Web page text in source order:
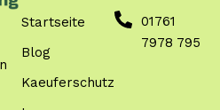
Startseite
Blog
Kaeuferschutz
01761
7978 795